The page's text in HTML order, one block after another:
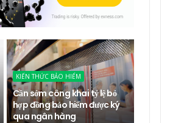
KIẾN THỨC BẢO HIỂM
Cần sớm công khai tỷ lệ bỏ
hợp đồng bảo hiểm được ký
qua ngân hàng